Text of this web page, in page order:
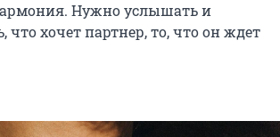
Нужно услышать и
что хочет партнер, то, что он ждет